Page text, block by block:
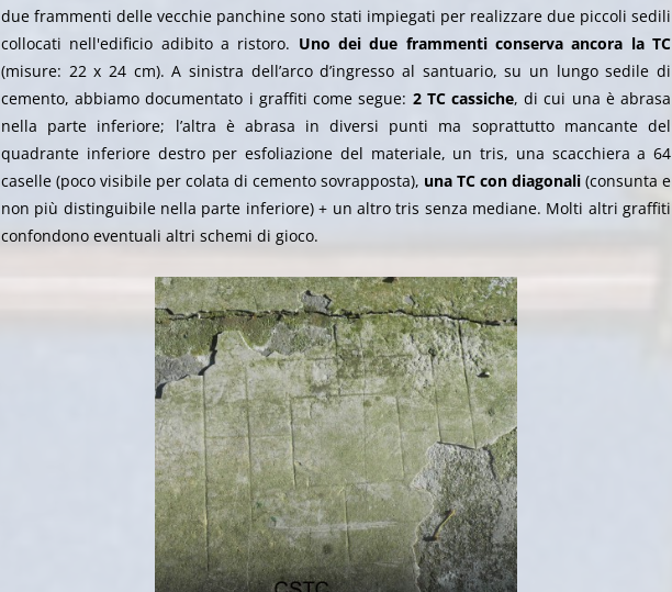
due frammenti delle vecchie panchine sono stati impiegati per realizzare due piccoli sedili
collocati nell'edificio adibito a ristoro. Uno dei due frammenti conserva ancora la TC
(misure: 22 x 24 cm).A sinistra dell’arco d’ingresso al santuario, su un lungo sedile di
cemento, abbiamo documentato i graffiti come segue: 2 TC cassiche, di cui una è abrasa
nella parte inferiore; l’altra è abrasa in diversi punti ma soprattutto mancante del
quadrante inferiore destro per esfoliazione del materiale, un tris, una scacchiera a 64
caselle (poco visibile per colata di cemento sovrapposta), una TC con diagonali (consunta e
non più distinguibile nella parte inferiore) + un altro tris senza mediane. Molti altri graffiti
confondono eventuali altri schemi di gioco.